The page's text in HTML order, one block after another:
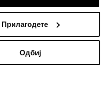
Прилагодете
Одбиј